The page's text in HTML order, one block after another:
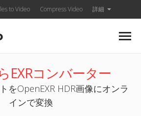
to Video Compress Video 詳細
EXRコンバーター
をOpenEXR HDR画像にオンラ
インで変換